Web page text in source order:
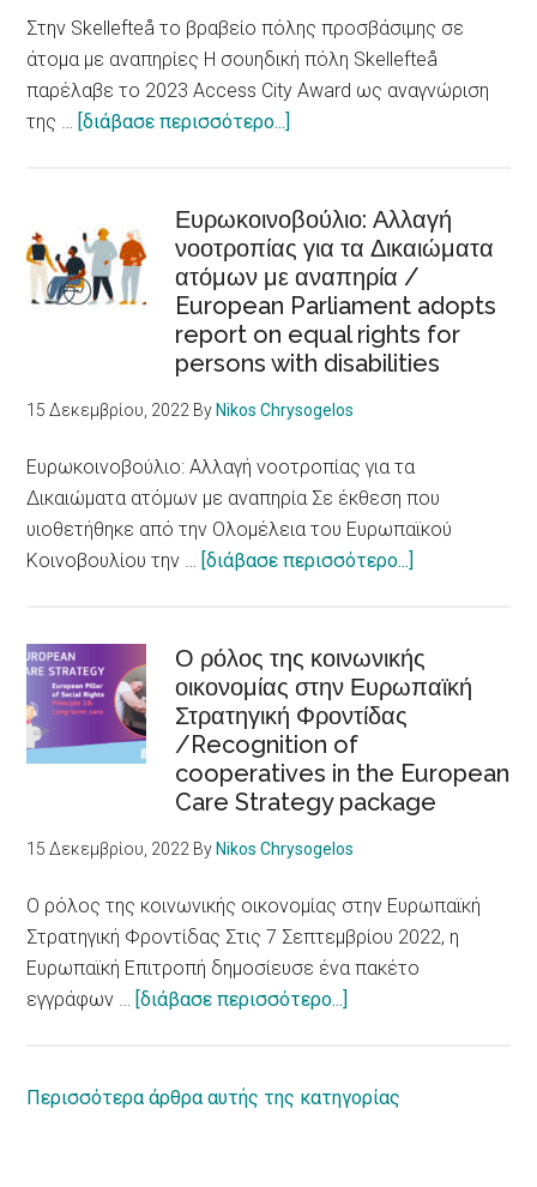
xenophobia
and
discrimination
are
health
Στην Skellefteå το βραβείο πόλης προσβάσιμης σε
άτομα με αναπηρίες Η σουηδική πόλη Skellefteå
παρέλαβε το 2023 Access City Award ως αναγνώριση
της … [διάβασε περισσότερο...]
το
βραβείο
πόλης
προσβάσιμης
σε
άτομα
με
/Skellefteå
city
accessible
to
disabilities
Ευρωκοινοβούλιο: Αλλαγή
νοοτροπίας για τα Δικαιώματα
ατόμων με αναπηρία /
European Parliament adopts
report on equal rights for
persons with disabilities
15 Δεκεμβρίου, 2022 By Nikos Chrysogelos
Ευρωκοινοβούλιο: Αλλαγή νοοτροπίας για τα
Δικαιώματα ατόμων με αναπηρία Σε έκθεση που
υιοθετήθηκε από την Ολομέλεια του Ευρωπαϊκού
Κοινοβουλίου την … [διάβασε περισσότερο...]
νοοτροπίας
για
ατόμων
με
European
Parliament
adopts
Ο ρόλος της κοινωνικής
οικονομίας στην Ευρωπαϊκή
Στρατηγική Φροντίδας
/Recognition of
cooperatives in the European
Care Strategy package
15 Δεκεμβρίου, 2022 By Nikos Chrysogelos
Ο ρόλος της κοινωνικής οικονομίας στην Ευρωπαϊκή
Στρατηγική Φροντίδας Στις 7 Σεπτεμβρίου 2022, η
Ευρωπαϊκή Επιτροπή δημοσίευσε ένα πακέτο
εγγράφων … [διάβασε περισσότερο...]
της
Περισσότερα άρθρα αυτής της κατηγορίας